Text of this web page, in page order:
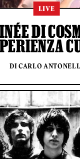
LIVE
DI
DI CARLO